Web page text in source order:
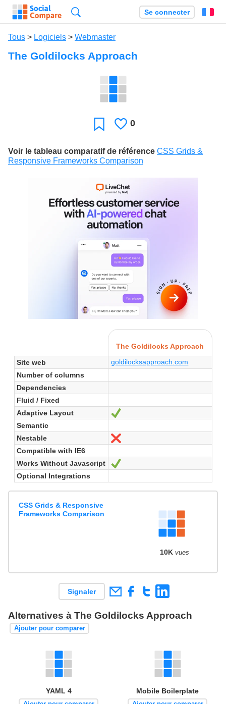
Se connecter
Tous > Logiciels > Webmaster
The Goldilocks Approach
Favori J'aime
0
Voir le tableau comparatif de référence CSS Grids &
Responsive Frameworks Comparison
The Goldilocks Approach
Site web
goldilocksapproach.com
Number of columns
Dependencies
Fluid / Fixed
Adaptive Layout
Semantic
Nestable
Non
Compatible with IE6
Works Without Javascript
Optional Integrations
CSS Grids & Responsive
Frameworks Comparison
10K vues
Signaler
Alternatives à The Goldilocks Approach
Ajouter pour comparer
YAML 4 Mobile Boilerplate